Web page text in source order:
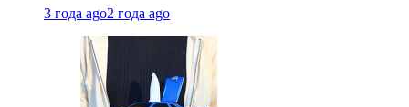
3 года ago2 года ago